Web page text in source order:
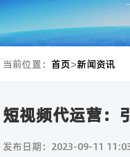
当前位置：首页>新闻资讯
短视频代运营：
发布日期：2023-09-11